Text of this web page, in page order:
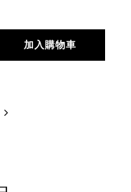
加入購物車